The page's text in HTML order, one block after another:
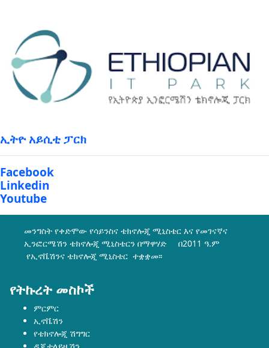
Facebook
Linkedin
Youtube
መንግስት የቀድሞው የሳይንስና ቴክኖሎጂ ሚኒስቴር እና የመገናኛና
ኢንፎርሜሽን ቴክኖሎጂ ሚኒስቴርን በማዋሃድ በ2011 ዓ.ም
የኢኖቬሽንና ቴክኖሎጂ ሚኒስቴር ተቋቋመ፡፡
ምርምር
ኢኖቬሽን
የቴክኖሎጂ ሽግግር
ዲጂታላይዜሽን